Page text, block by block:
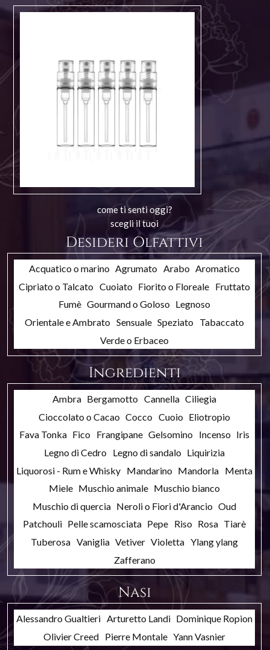
come ti senti oggi?
scegli il tuoi
Desideri Olfattivi
Acquatico o marino Agrumato Arabo Aromatico
Cipriato o Talcato Cuoiato Fiorito o Floreale Fruttato
Fumè Gourmand o Goloso Legnoso
Orientale e Ambrato Sensuale Speziato Tabaccato
Verde o Erbaceo
Ingredienti
Ambra Bergamotto Cannella Ciliegia
Cioccolato o Cacao Cocco Cuoio Eliotropio
Fava Tonka Fico Frangipane Gelsomino Incenso Iris
Legno di Cedro Legno di sandalo Liquirizia
Liquorosi - Rum e Whisky Mandarino Mandorla Menta
Miele Muschio animale Muschio bianco
Muschio di quercia Neroli o Fiori d'Arancio Oud
Patchouli Pelle scamosciata Pepe Riso Rosa Tiarè
Tuberosa Vaniglia Vetiver Violetta Ylang ylang
Zafferano
Nasi
Alessandro Gualtieri Arturetto Landi Dominique Ropion
Olivier Creed Pierre Montale Yann Vasnier